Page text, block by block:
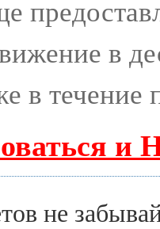
в
в течение
и
не